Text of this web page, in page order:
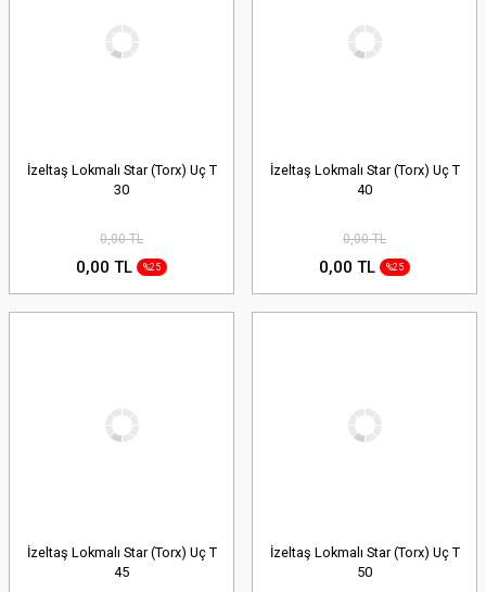
İzeltaş Lokmalı Star (Torx) Uç T
30
0,00 TL
0,00 TL %25
İzeltaş Lokmalı Star (Torx) Uç T
40
0,00 TL
0,00 TL %25
İzeltaş Lokmalı Star (Torx) Uç T
45
İzeltaş Lokmalı Star (Torx) Uç T
50